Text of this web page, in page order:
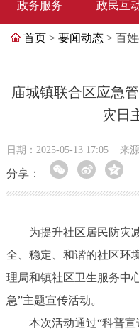
政务服务 政民互
首页 > 要闻动态 > 百
庙城镇联合区应急
灾日
日期：2025-05-13 17:05 来
分享：
为提升社区居民防灾减
全、稳定、和谐的社区环
理局和镇社区卫生服务中
急”主题宣传活动。
本次活动通过“科普宣